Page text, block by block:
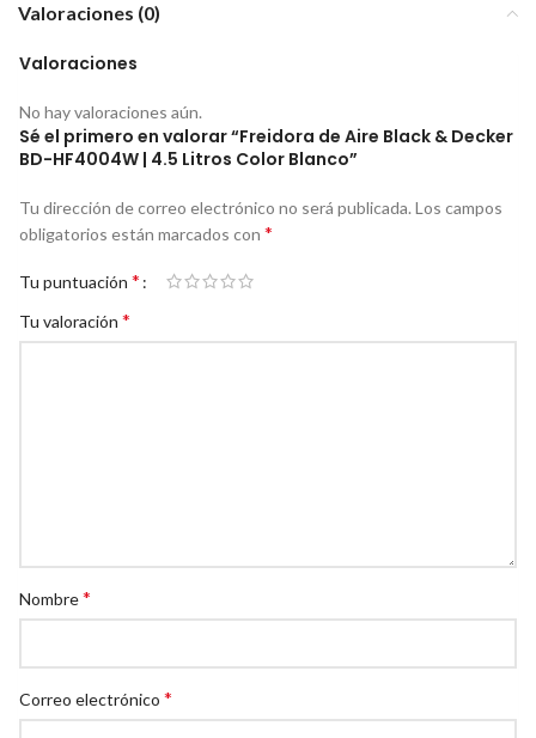
Valoraciones (0)
Valoraciones
No hay valoraciones aún.
Sé el primero en valorar “Freidora de Aire Black & Decker
BD-HF4004W | 4.5 Litros Color Blanco”
Tu dirección de correo electrónico no será publicada. Los campos
obligatorios están marcados con *
Tu puntuación *
Tu valoración *
Nombre*
Correo electrónico *